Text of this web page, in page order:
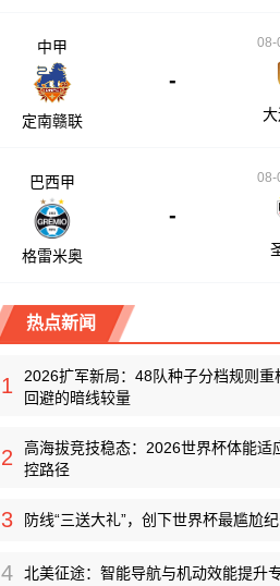
中甲
定南赣联
-
08-
巴西甲
格雷米奥
-
08-
热点新闻
1
2026扩军新局：48队种子分档规则重
回避的暗线较量
2
高海拔竞技稳态：2026世界杯体能适
控路径
3 防线“三送大礼”，创下世界杯最尴尬
4 北美征途：智能导航与机动效能提升